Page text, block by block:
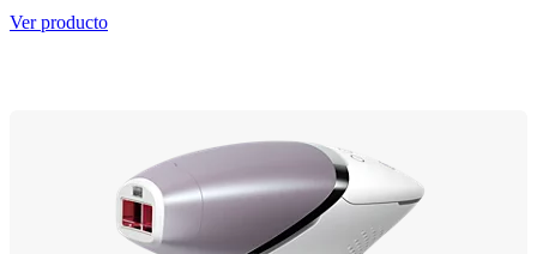
Ver producto